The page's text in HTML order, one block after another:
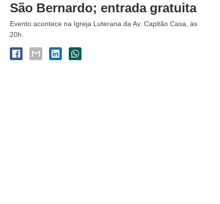
São Bernardo; entrada gratuita
Evento acontece na Igreja Luterana da Av. Capitão Casa, às
20h.